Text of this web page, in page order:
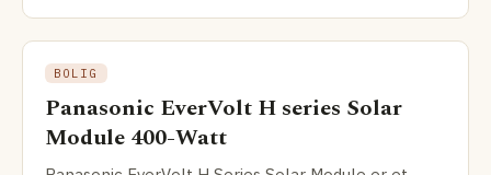
BOLIG
Panasonic EverVolt H series Solar
Module 400-Watt